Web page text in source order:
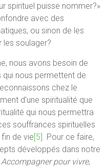
spirituel puisse nommer?»
avec des
ou sinon de les
les soulager?
nous avons besoin de
nous permettent de
chez le
d’une spiritualité que
qui nous permettra
souffrances spirituelles
de vie[5]. Pour ce faire,
développés dans notre
pour vivre,